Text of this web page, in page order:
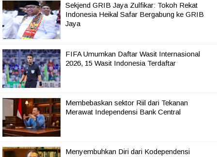
Sekjend GRIB Jaya Zulfikar: Tokoh Rekat
Indonesia Heikal Safar Bergabung ke GRIB
Jaya
FIFA Umumkan Daftar Wasit Internasional
2026, 15 Wasit Indonesia Terdaftar
Membebaskan sektor Riil dari Tekanan
Merawat Independensi Bank Central
Menyembuhkan Diri dari Kodependensi